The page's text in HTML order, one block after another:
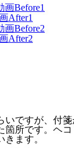
いですが、付
箇所です。ヘ
ます。